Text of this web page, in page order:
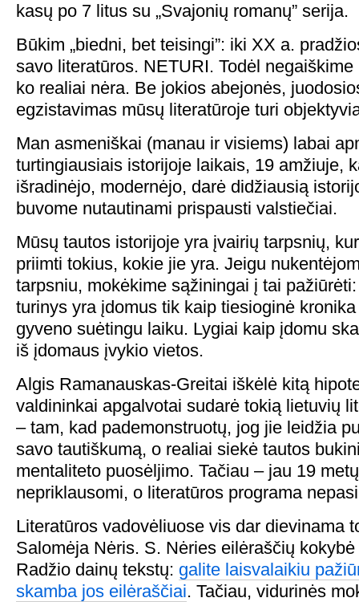
kasų po 7 litus su „Svajonių romanų” serija.
Būkim „biedni, bet teisingi”: iki XX a.
savo literatūros. NETURI. Todėl
ko realiai nėra. Be jokios abejonės,
egzistavimas mūsų literatūroje turi
Man asmeniškai (manau ir visiems) labai
turtingiausiais istorijoje laikais, 19 amžiuje,
išradinėjo, modernėjo, darė didžiausią
buvome nutautinami prispausti valstiečiai.
Mūsų tautos istorijoje yra įvairių tarpsnių,
priimti tokius, kokie jie yra. Jeigu
tarpsniu, mokėkime sąžiningai į tai
turinys yra įdomus tik kaip tiesioginė
gyveno suėtingu laiku. Lygiai kaip įdomu
iš įdomaus įvykio vietos.
Algis Ramanauskas-Greitai iškėlė kitą
valdininkai apgalvotai sudarė tokią lietuvių
– tam, kad pademonstruotų, jog jie leidžia
savo tautiškumą, o realiai siekė tautos
mentaliteto puosėljimo. Tačiau – jau 19
nepriklausomi, o literatūros programa
Literatūros vadovėliuose vis dar dievinama
Salomėja Nėris. S. Nėries eilėraščių
Radžio dainų tekstų: galite laisvalaikiu
skamba jos eilėraščiai. Tačiau, vidurinės